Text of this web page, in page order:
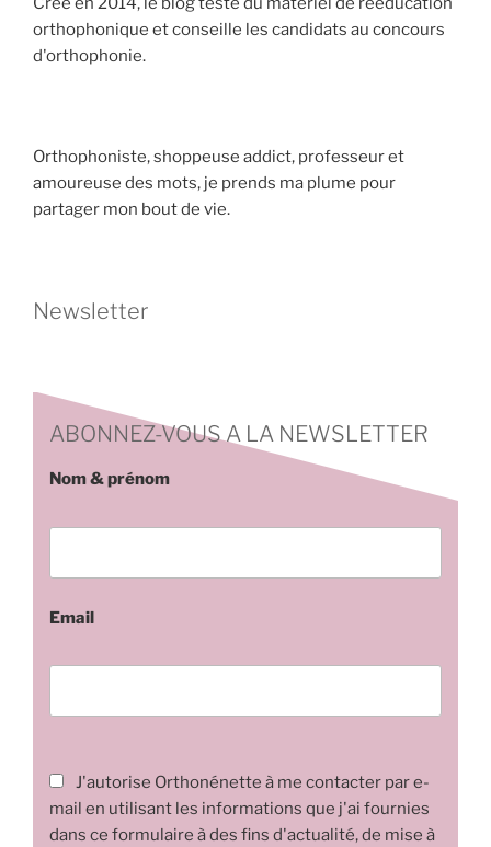
orthophonique et conseille les candidats au concours
d'orthophonie.
Orthophoniste, shoppeuse addict, professeur et
amoureuse des mots, je prends ma plume pour
partager mon bout de vie.
Newsletter
ABONNEZ-VOUS A LA NEWSLETTER
Nom & prénom
Email
J'autorise Orthonénette à me contacter par e-
mail en utilisant les informations que j'ai fournies
dans ce formulaire à des fins d'actualité, de mise à